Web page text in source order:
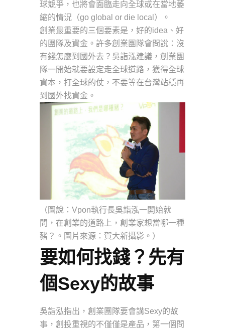
球競爭，也將會面臨走向全球或在當地萎
縮的情況（go global or die local）。
創業最重要的三個要素是，好的idea、好
的團隊及資金。許多創業團隊會問說：沒
有錢怎麼到國外去？吳詣泓建議，創業團
隊一開始就要設定走全球道路，獲得全球
資本，打全球的仗，不要等在台灣站穩再
到國外找資金。
（圖說：Vpon執行長吳詣泓一開始就
問，在創業的道路上，創業家想當哪一種
豬？。圖片來源：賀大新攝影。）
要如何找錢？先有
個Sexy的故事
吳詣泓指出，創業團隊要會講Sexy的故
事，創投重視的不僅僅是產品，第一個問